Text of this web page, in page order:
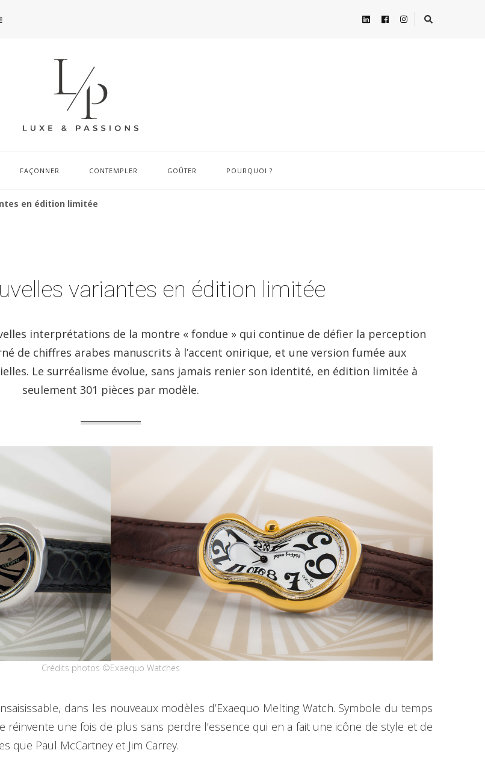
FAÇONNER CONTEMPLER GOÛTER POURQUOI ?
en édition limitée
variantes en édition limitée
interprétations de la montre « fondue » qui continue de défier la perception
de chiffres arabes manuscrits à l’accent onirique, et une version fumée aux
Le surréalisme évolue, sans jamais renier son identité, en édition limitée à
seulement 301 pièces par modèle.
Crédits photos ©Exaequo Watches
dans les nouveaux modèles d’Exaequo Melting Watch. Symbole du temps
réinvente une fois de plus sans perdre l’essence qui en a fait une icône de style et de
que Paul McCartney et Jim Carrey.